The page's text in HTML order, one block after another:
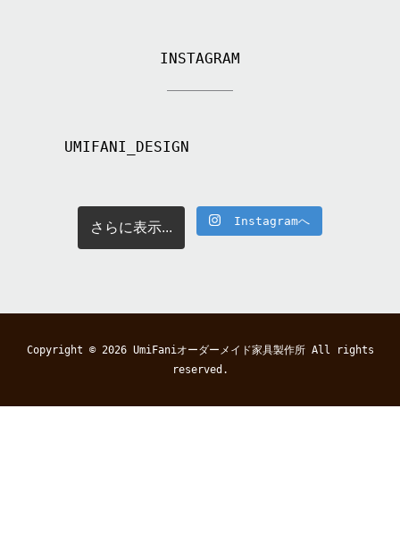
INSTAGRAM
UMIFANI_DESIGN
さらに表示... Instagramへ
Copyright © 2026 UmiFaniオーダーメイド家具製作所All rights
reserved.